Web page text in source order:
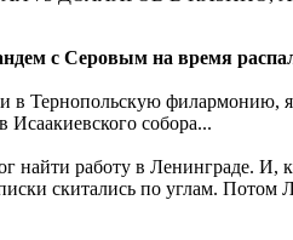
с Серовым на время
в Тернопольскую филармонию,
Исаакиевского собора...
найти работу в Ленинграде. И,
скитались по углам.